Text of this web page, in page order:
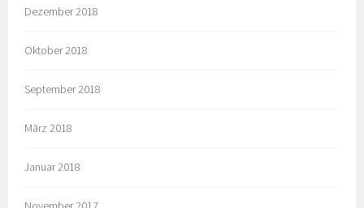
Dezember 2018
Oktober 2018
September 2018
März 2018
Januar 2018